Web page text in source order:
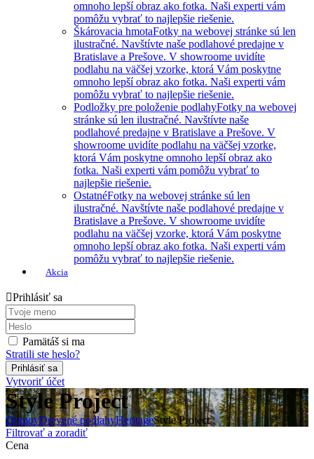
omnoho lepší obraz ako fotka. Naši experti vám
pomôžu vybrať to najlepšie riešenie.
Škárovacia hmotaFotky na webovej stránke sú len
ilustračné. Navštívte naše podlahové predajne v
Bratislave a Prešove. V showroome uvidíte
podlahu na väčšej vzorke, ktorá Vám poskytne
omnoho lepší obraz ako fotka. Naši experti vám
pomôžu vybrať to najlepšie riešenie.
Podložky pre položenie podlahyFotky na webovej
stránke sú len ilustračné. Navštívte naše
podlahové predajne v Bratislave a Prešove. V
showroome uvidíte podlahu na väčšej vzorke,
ktorá Vám poskytne omnoho lepší obraz ako
fotka. Naši experti vám pomôžu vybrať to
najlepšie riešenie.
OstatnéFotky na webovej stránke sú len
ilustračné. Navštívte naše podlahové predajne v
Bratislave a Prešove. V showroome uvidíte
podlahu na väčšej vzorke, ktorá Vám poskytne
omnoho lepší obraz ako fotka. Naši experti vám
pomôžu vybrať to najlepšie riešenie.
Akcia
Prihlásiť sa
Pamätáš si ma
Stratili ste heslo?
Vytvoriť účet
Style Project
DomovDrevené podlahyHeritageStyle Project
Filtrovať a zoradiť
Cena